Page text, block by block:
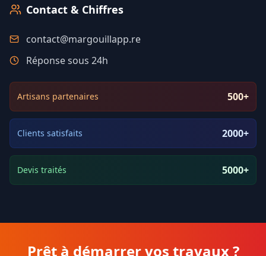
Contact & Chiffres
contact@margouillapp.re
Réponse sous 24h
Artisans partenaires 500+
Clients satisfaits 2000+
Devis traités 5000+
Prêt à démarrer vos travaux ?